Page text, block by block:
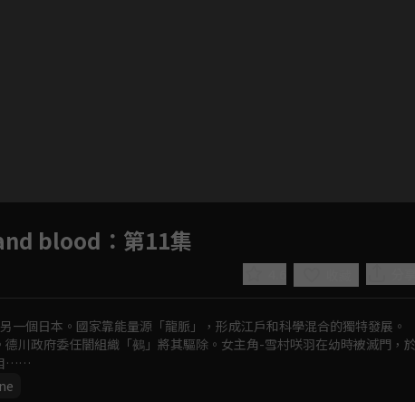
blood ：第11集
一個日本。國家靠能量源「龍脈」，形成江戶和科學混合的獨特發展。
川政府委任闇組織「鵺」將其驅除。女主角-雪村咲羽在幼時被滅門，於
……